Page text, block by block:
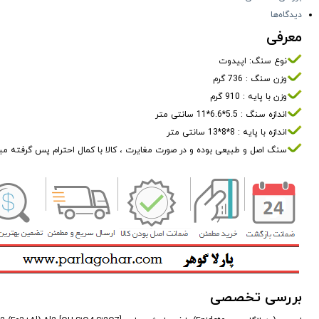
دیدگاه‌ها
معرفی
نوع سنگ: اپیدوت
وزن سنگ : 736 گرم
وزن با پایه : 910 گرم
اندازه سنگ : 5.5*6.6*11 سانتی متر
اندازه با پایه : 8*8*13 سانتی متر
سنگ اصل و طبیعی بوده و در صورت مغایرت ، کالا با کمال احترام پس گرفته
بررسی تخصصی